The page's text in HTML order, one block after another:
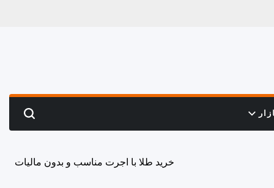
Search
خرید طلا با اجرت مناسب و بدون مالیات